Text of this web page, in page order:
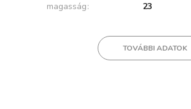
magasság
23
TOVÁBBI ADATOK